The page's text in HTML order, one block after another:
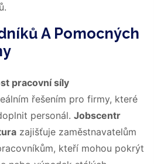
A Pomocných
pracovní síly
řešením pro firmy, které
personál. Jobsсentr
zajišťuje zaměstnavatelům
kteří mohou pokrýt